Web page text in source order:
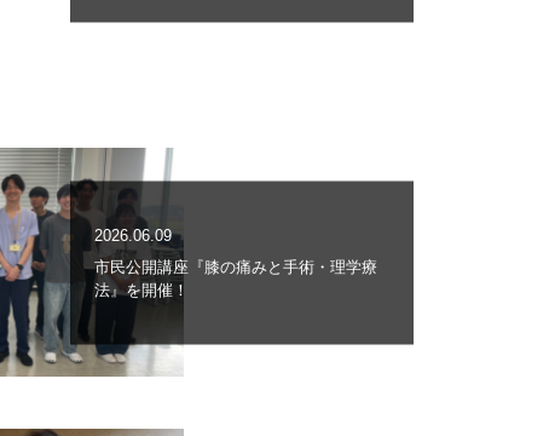
2026.06.09
市民公開講座『膝の痛みと手術・理学療
法』を開催！